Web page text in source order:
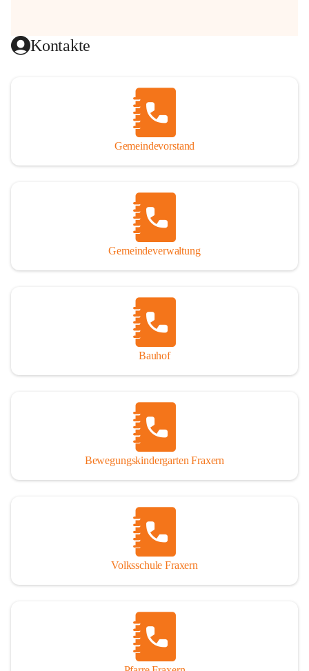
Kontakte
Gemeindevorstand
Gemeindeverwaltung
Bauhof
Bewegungskindergarten Fraxern
Volksschule Fraxern